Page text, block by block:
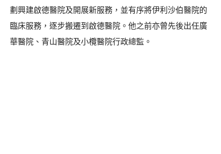
劃興建啟德醫院及開展新服務，並有序將伊利沙伯醫院的
臨床服務，逐步搬遷到啟德醫院。他之前亦曾先後出任廣
華醫院、青山醫院及小欖醫院行政總監。